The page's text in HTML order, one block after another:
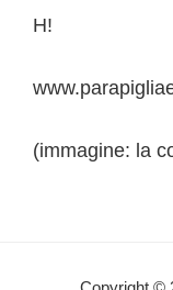
H!
(immagine: la